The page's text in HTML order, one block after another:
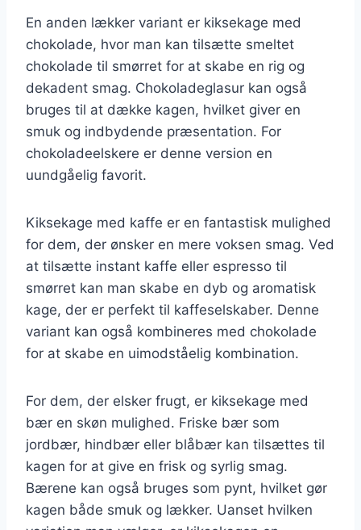
En anden lækker variant er kiksekage med
chokolade, hvor man kan tilsætte smeltet
chokolade til smørret for at skabe en rig og
dekadent smag. Chokoladeglasur kan også
bruges til at dække kagen, hvilket giver en
smuk og indbydende præsentation. For
chokoladeelskere er denne version en
uundgåelig favorit.
Kiksekage med kaffe er en fantastisk mulighed
for dem, der ønsker en mere voksen smag. Ved
at tilsætte instant kaffe eller espresso til
smørret kan man skabe en dyb og aromatisk
kage, der er perfekt til kaffeselskaber. Denne
variant kan også kombineres med chokolade
for at skabe en uimodståelig kombination.
For dem, der elsker frugt, er kiksekage med
bær en skøn mulighed. Friske bær som
jordbær, hindbær eller blåbær kan tilsættes til
kagen for at give en frisk og syrlig smag.
Bærene kan også bruges som pynt, hvilket gør
kagen både smuk og lækker. Uanset hvilken